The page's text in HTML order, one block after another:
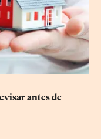
antes de